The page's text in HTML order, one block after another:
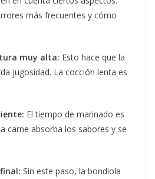
más frecuentes y cómo
muy alta: Esto hace que la
jugosidad. La cocción lenta es
El tiempo de marinado es
carne absorba los sabores y se
Sin este paso, la bondiola